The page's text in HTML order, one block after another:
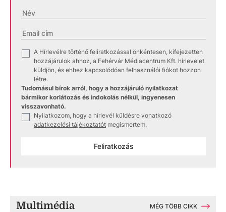
A Hírlevélre történő feliratkozással önkéntesen, kifejezetten
hozzájárulok ahhoz, a Fehérvár Médiacentrum Kft. hírlevelet
küldjön, és ehhez kapcsolódóan felhasználói fiókot hozzon
létre.
Tudomásul bírok arról, hogy a hozzájáruló nyilatkozat
bármikor korlátozás és indokolás nélkül, ingyenesen
visszavonható.
Nyilatkozom, hogy a hírlevél küldésre vonatkozó
adatkezelési tájékoztatót megismertem.
Feliratkozás
Multimédia MÉG TÖBB CIKK